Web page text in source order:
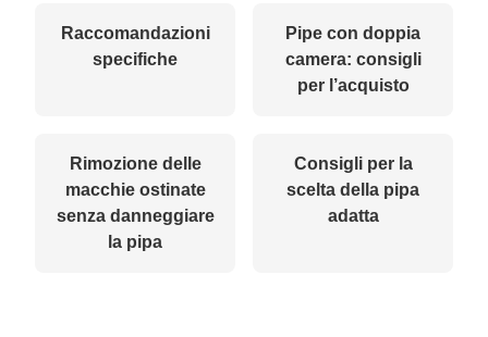
Raccomandazioni
specifiche
Pipe con doppia
camera: consigli
per l’acquisto
Rimozione delle
macchie ostinate
senza danneggiare
la pipa
Consigli per la
scelta della pipa
adatta